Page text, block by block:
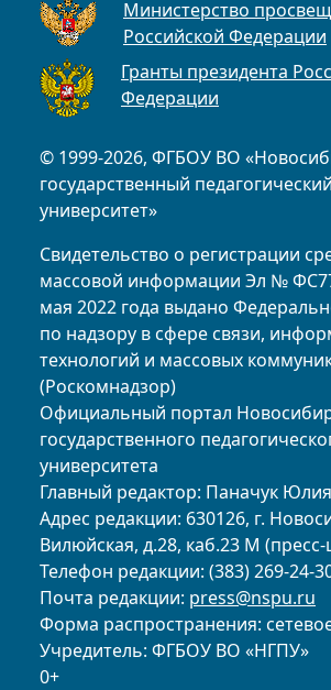
© 1999-2026, ФГБОУ ВО
государственный педагогический
университет»
Свидетельство о регистрации
массовой информации Эл №
мая 2022 года выдано
по надзору в сфере связи,
технологий и массовых
(Роскомнадзор)
Официальный портал
государственного
университета
Главный редактор: Паначук
Адрес редакции: 630126, г.
Вилюйская, д.28, каб.23 М
Телефон редакции: (383) 269-24-
Почта редакции: press@nspu.ru
Форма распространения:
Учредитель: ФГБОУ ВО «НГПУ»
0+
Министерство
Российской Федерации
Гранты президента
Федерации